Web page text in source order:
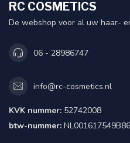
RC COSMETICS
De webshop voor al uw haar-
06 - 28986747
info@rc-cosmetics.nl
KVK nummer: 52742008
btw-nummer: NL001617549B86